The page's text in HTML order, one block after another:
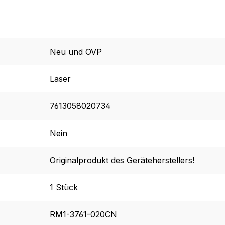
Neu und OVP
Laser
7613058020734
Nein
Originalprodukt des Geräteherstellers!
1 Stück
RM1-3761-020CN